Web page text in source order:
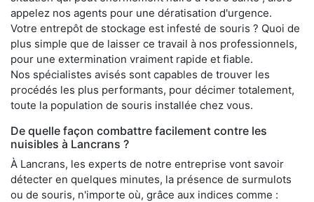
appelez nos agents pour une dératisation d'urgence.
Votre entrepôt de stockage est infesté de souris ? Quoi de
plus simple que de laisser ce travail à nos professionnels,
pour une extermination vraiment rapide et fiable.
Nos spécialistes avisés sont capables de trouver les
procédés les plus performants, pour décimer totalement,
toute la population de souris installée chez vous.
De quelle façon combattre facilement contre les
nuisibles à Lancrans ?
À Lancrans, les experts de notre entreprise vont savoir
détecter en quelques minutes, la présence de surmulots
ou de souris, n'importe où, grâce aux indices comme :